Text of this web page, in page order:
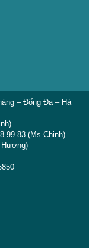
– Đống Đa – Hà
(Ms Chinh) –
Hương)